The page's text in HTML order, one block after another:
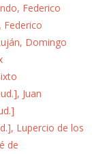
Federico
Federico
Domingo
Juan
Lupercio de los
de